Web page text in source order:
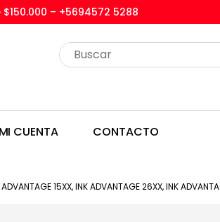
– +5694572 5288
MI CUENTA CONTACTO
15XX, INK ADVANTAGE 26XX, INK